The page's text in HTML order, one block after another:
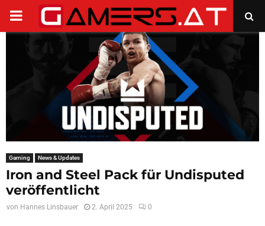
PRIMARY
Gaming News & Updates
Iron and Steel Pack für Undisputed
veröffentlicht
von Hannes Linsbauer 2. April 2025 0